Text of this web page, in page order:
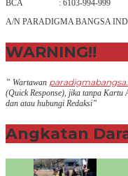
BCA : 6103-994-999
A/N PARADIGMA BANGSA
WARNING!!
” Wartawan
(Quick Response), jika tanpa Kartu
dan atau hubungi Redaksi”
Angkatan